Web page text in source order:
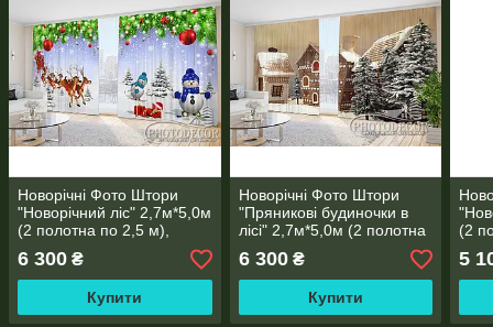
Новорічні Фото Штори
"Новорічний ліс" 2,7м*5,0м
(2 полотна по 2,5 м),
6 300 ₴
Купити
Новорічні Фото Штори
"Пряникові будиночки в
лісі" 2,7м*5,0м (2 полотна
6 300₴
Купити
(2
5